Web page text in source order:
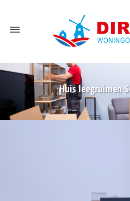
Huis leegruimen